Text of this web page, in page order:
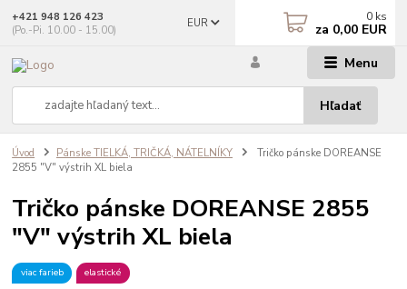
Menu
EUR
Hľadať
+421 948 126 423
(Po.-Pi. 10.00 - 15.00)
0 ks
za 0,00 EUR
Úvod Pánske TIELKÁ, TRIČKÁ, NÁTELNÍKY
Tričko pánske DOREANSE
2855 "V" výstrih XL biela
Tričko pánske DOREANSE 2855
"V" výstrih XL biela
viac farieb elastické